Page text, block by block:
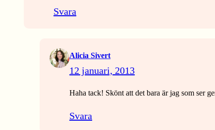
Svara
Alicia Sivert
12 januari, 2013
Haha tack! Skönt att det bara är jag som ser
Svara